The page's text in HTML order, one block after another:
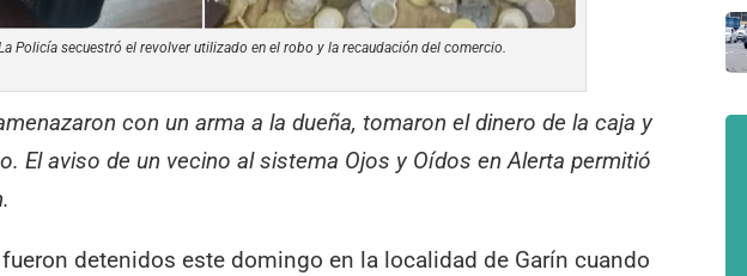
Policía secuestró el revolver utilizado en el robo y la recaudación del comercio.
con un arma a la dueña, tomaron el dinero de la caja y
El aviso de un vecino al sistema Ojos y Oídos en Alerta permitió
detenidos este domingo en la localidad de Garín cuando